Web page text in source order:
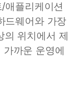
플리케이션
드웨어와 가장
의 위치에서 제
까운 운영에